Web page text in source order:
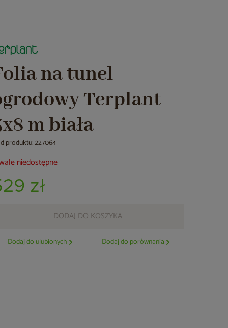
na tunel
Terplant
m biała
produktu: 227064
niedostępne
zł
DODAJ DO KOSZYKA
Dodaj do ulubionych Dodaj do porównania